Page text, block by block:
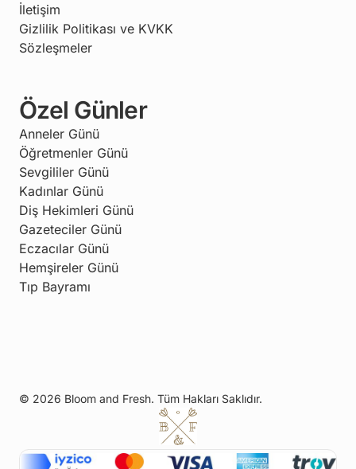
İletişim
Gizlilik Politikası ve KVKK
Sözleşmeler
Özel Günler
Anneler Günü
Öğretmenler Günü
Sevgililer Günü
Kadınlar Günü
Diş Hekimleri Günü
Gazeteciler Günü
Eczacılar Günü
Hemşireler Günü
Tıp Bayramı
© 2026 Bloom and Fresh. Tüm Hakları Saklıdır.